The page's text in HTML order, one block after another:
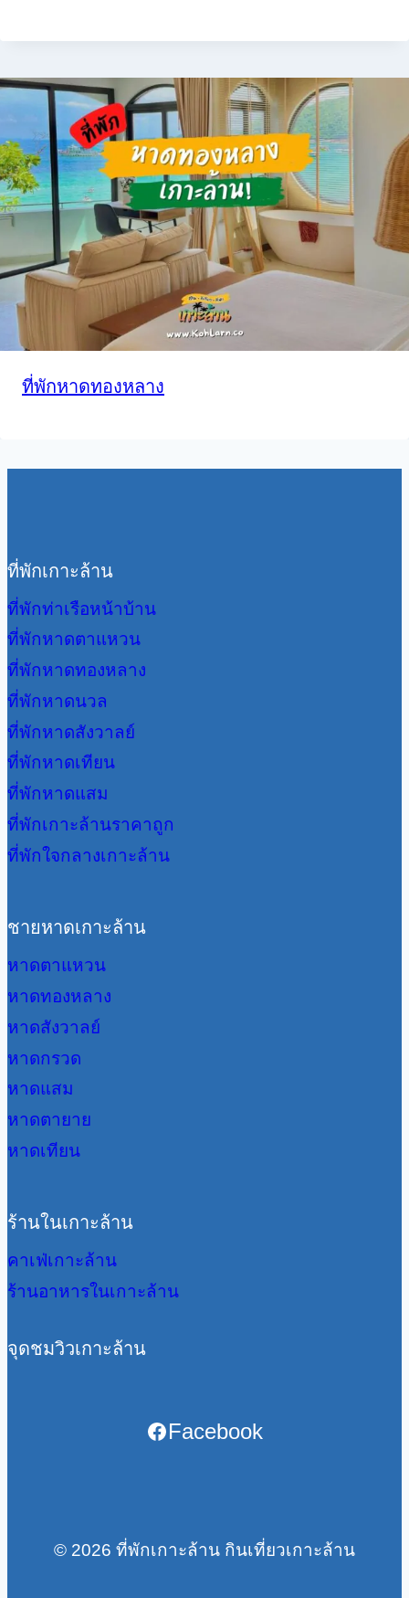
ที่พักหาดทองหลาง
ที่พักเกาะล้าน
ที่พักท่าเรือหน้าบ้าน
ที่พักหาดตาแหวน
ที่พักหาดทองหลาง
ที่พักหาดนวล
ที่พักหาดสังวาลย์
ที่พักหาดเทียน
ที่พักหาดแสม
ที่พักเกาะล้านราคาถูก
ที่พักใจกลางเกาะล้าน
ชายหาดเกาะล้าน
หาดตาแหวน
หาดทองหลาง
หาดสังวาลย์
หาดกรวด
หาดแสม
หาดตายาย
หาดเทียน
ร้านในเกาะล้าน
คาเฟ่เกาะล้าน
ร้านอาหารในเกาะล้าน
จุดชมวิวเกาะล้าน
Facebook
© 2026 ที่พักเกาะล้าน กินเที่ยวเกาะล้าน